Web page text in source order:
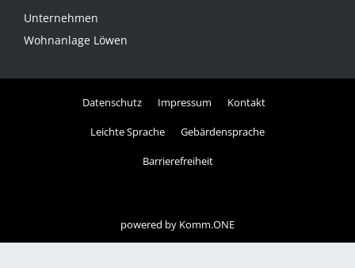
Unternehmen
Wohnanlage Löwen
Datenschutz Impressum Kontakt
Leichte Sprache Gebärdensprache
Barrierefreiheit
powered by Komm.ONE